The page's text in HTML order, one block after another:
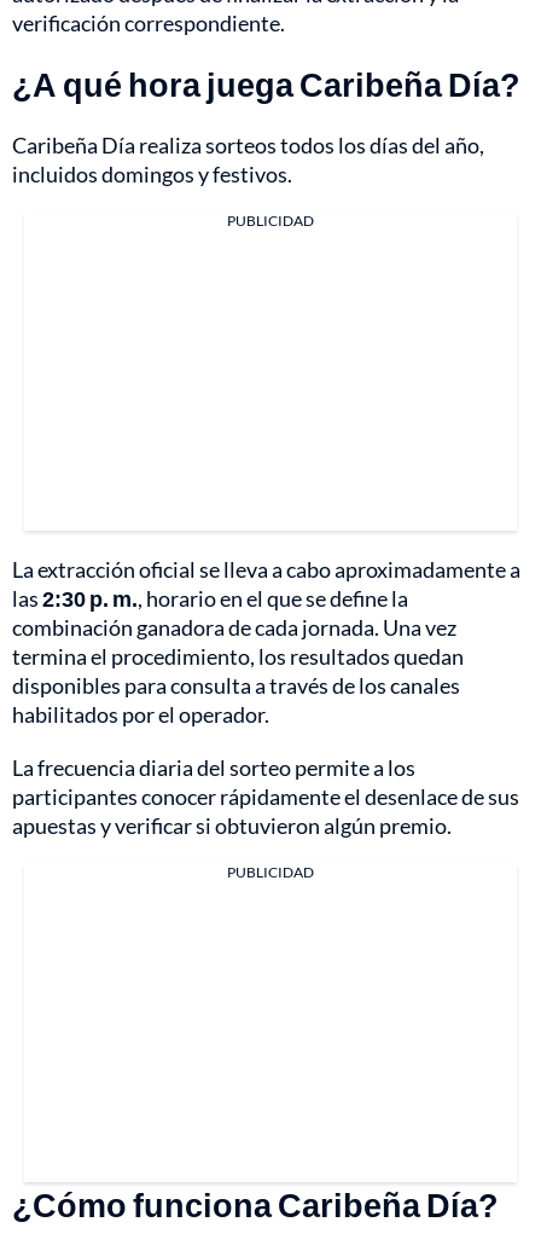
verificación correspondiente.
¿A qué hora juega Caribeña Día?
Caribeña Día realiza sorteos todos los días del año,
incluidos domingos y festivos.
PUBLICIDAD
La extracción oficial se lleva a cabo aproximadamente a
las2:30 p. m., horario en el que se define la
combinación ganadora de cada jornada. Una vez
termina el procedimiento, los resultados quedan
disponibles para consulta a través de los canales
habilitados por el operador.
La frecuencia diaria del sorteo permite a los
participantes conocer rápidamente el desenlace de sus
apuestas y verificar si obtuvieron algún premio.
PUBLICIDAD
¿Cómo funciona Caribeña Día?